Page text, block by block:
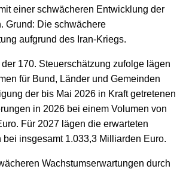
einer schwächeren Entwicklung der
Grund: Die schwächere
aufgrund des Iran-Kriegs.
170. Steuerschätzung zufolge lägen
für Bund, Länder und Gemeinden
der bis Mai 2026 in Kraft getretenen
in 2026 bei einem Volumen von
Für 2027 lägen die erwarteten
bei insgesamt 1.033,3 Milliarden Euro.
Wachstumserwartungen durch